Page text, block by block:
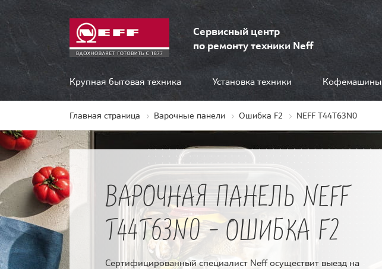
Сервисный центр
по ремонту техники Neff
Крупная бытовая техника Установка техники Кофемашины
Главная страница Варочные панели Ошибка F2 NEFF T44T63N0
ВАРОЧНАЯ ПАНЕЛЬ NEFF
T44T63N0 - ОШИБКА F2
Сертифицированный специалист Neff осуществит выезд на